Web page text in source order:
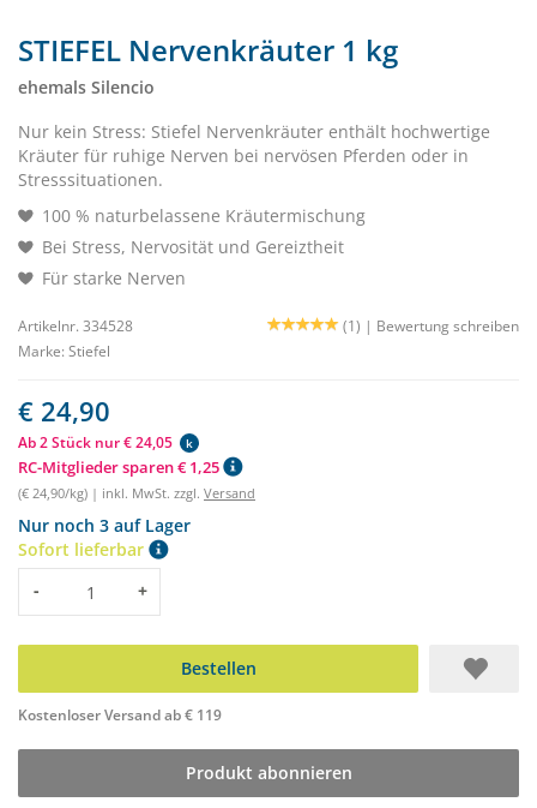
STIEFEL Nervenkräuter 1 kg
ehemals Silencio
Nur kein Stress: Stiefel Nervenkräuter enthält hochwertige
Kräuter für ruhige Nerven bei nervösen Pferden oder in
Stresssituationen.
100 % naturbelassene Kräutermischung
Bei Stress, Nervosität und Gereiztheit
Für starke Nerven
Artikelnr. 334528 (1) | Bewertung schreiben
Marke: Stiefel
€ 24,90
Ab 2 Stück nur € 24,05 k
RC-Mitglieder sparen € 1,25
(€ 24,90/kg) | inkl. MwSt. zzgl. Versand
Nur noch 3 auf Lager
Sofort lieferbar
Menge
- +
Bestellen
Kostenloser Versand ab € 119
Produkt abonnieren